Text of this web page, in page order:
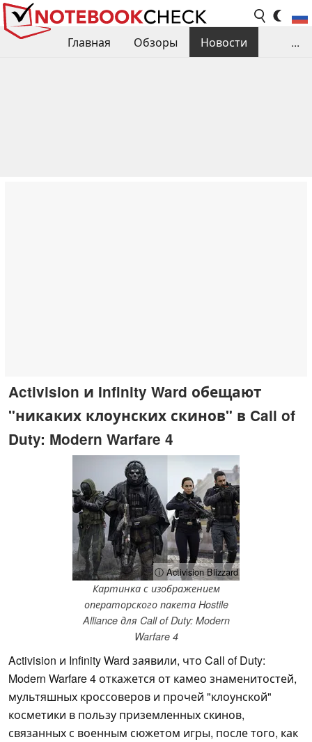
Главная Обзоры
Новости
...
Activision и Infinity Ward обещают
"никаких клоунских скинов" в Call of
Duty: Modern Warfare 4
ⓘ Activision Blizzard
Картинка с изображением
операторского пакета Hostile
Alliance для Call of Duty: Modern
Warfare 4
Activision и Infinity Ward заявили, что Call of Duty:
Modern Warfare 4 откажется от камео знаменитостей,
мультяшных кроссоверов и прочей "клоунской"
косметики в пользу приземленных скинов,
связанных с военным сюжетом игры, после того, как